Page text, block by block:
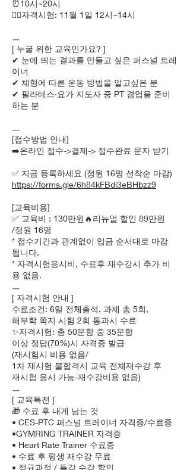
⏰️10시~20시
✍🏻자격시험: 11월 1일 12시~14시
ㅡ
[ 누굴 위한 교육인가요? ]
✔ 눈에 띄는 결과를 만들고 싶은 퍼스널 트레
이너
✔ 체형에 따른 운동 방법을 알고싶은 분
✔ 필라테스·요가 지도자 중 PT 겸업을 준비
하는 분
ㅡ
[접수방법 안내]
➡️온라인 접수->결제-> 접수완료 문자 받기
✅ 지금 등록하세요 (정원 16명 선착순 마감)
https://forms.gle/6h84kFBdi3eBHbzz9
[교육비용]
✅ 교육비 : 130만원🔥리뉴얼 할인 89만원
/정원 16명
* 접수기간과 관계없이 입금 순서대로 마감
됩니다.
* 자격시험응시비, 수료후 재수강시 추가 비
용 없음.
ㅡ
[ 자격시험 안내 ]
수료조건: 6일 전체출석, 과제 총 5회,
해부학 쪽지 시험 2회 통과시 수료
✨자격시험: 총 50문항 중 35문항
이상 정답(70%)시 자격증 발급
(재시험시 비용 없음/
1차 재시험 불합격시 교육 전체재수강 후
재시험 응시 가능-재수강비용 없음)
ㅡ
[ 교육특전 ]
🎁 수료 후 내게 남는 것
• CES-PTC 퍼스널 트레이너 자격증/수료증
•GYMRING TRAINER 자격증
• Heart Rate Trainer 수료증
• 수료 후 평생 재수강 무료
• 정규과정 / 특강 수강 할인